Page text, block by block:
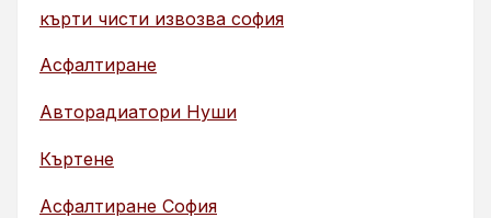
кърти чисти извозва софия
Асфалтиране
Авторадиатори Нуши
Къртене
Асфалтиране София